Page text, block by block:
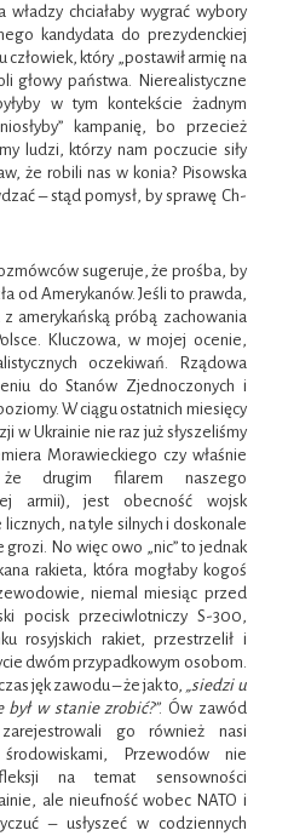
chciałaby wygrać wybory
kandydata do prezydenckiej
człowiek, który „postawił armię na
głowy państwa. Nierealistyczne
w tym kontekście żadnym
kampanię, bo przecież
ludzi, którzy nam poczucie siły
że robili nas w konia? Pisowska
– stąd pomysł, by sprawę Ch-
sugeruje, że prośba, by
od Amerykanów. Jeśli to prawda,
amerykańską próbą zachowania
Kluczowa, w mojej ocenie,
oczekiwań. Rządowa
do Stanów Zjednoczonych i
W ciągu ostatnich miesięcy
w Ukrainie nie raz już słyszeliśmy
Morawieckiego czy właśnie
że drugim filarem naszego
armii), jest obecność wojsk
na tyle silnych i doskonale
grozi. No więc owo „nic” to jednak
rakieta, która mogłaby kogoś
niemal miesiąc przed
pocisk przeciwlotniczy S-300,
rosyjskich rakiet, przestrzelił i
dwóm przypadkowym osobom.
jęk zawodu – że jak to, „siedzi u
w stanie zrobić?”. Ów zawód
go również nasi
Przewodów nie
na temat sensowności
ale nieufność wobec NATO i
– usłyszeć w codziennych